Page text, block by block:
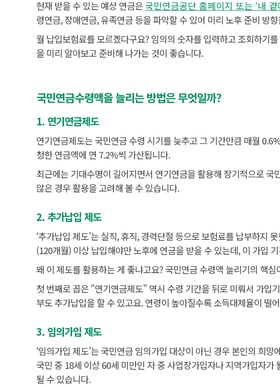
현재 받을 수 있는 예상 연금은국민연금공단 홈페이지 또는 ‘내 곁
령연금, 장애연금, 유족연금 등을 파악할 수 있어 미리 노후 준비 방
월 납입보험료를 모르겠다구요? 임의의 숫자를 입력하고 조회하기
을 미리 알아보고 준비해 나가는 것이 좋습니다.
국민연금수령액을 늘리는 방법은 무엇일까?
1. 연기연금제도
연기연금제도는 국민연금 수령 시기를 늦추고 그 기간만큼 매월
청한 연금액에 연 7.2%씩 가산됩니다.
최근에는 기대수명이 길어지면서 연기연금을 활용해 장기적으로
않은 경우 활용을 고려해 볼 수 있습니다.
2. 추가납입 제도
‘추가납입 제도’는 실직, 휴직, 경력단절 등으로 보험료를 납부하지
(120개월) 이상 납입해야만 노후에 연금을 받을 수 있는데, 이 가입
왜 이 제도를 활용하는 게 좋냐고요? 국민연금 수령액 늘리기의 핵
첫 번째로 꼽은 "연기연금제도" 역시 수령 기간을 뒤로 미뤄서 가입
부도 추가납입을 할 수 있고요. 연령이 높아질수록 소득대체율이 떨
3. 임의가입 제도
‘임의가입 제도’는 국민연금 임의가입 대상이 아닌 경우 본인의 희
국민 중 18세 이상 60세 미만인 자 중 사업장가입자나 지역가입자
될 수 있습니다.